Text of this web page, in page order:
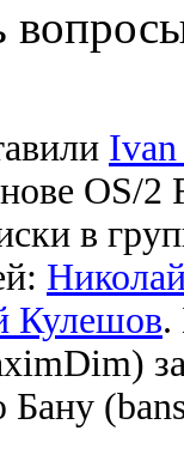
OS/
в
Кулешов.